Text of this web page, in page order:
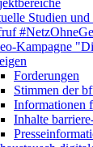
Studien
Kampagne
Forderungen
Stimmen der
Informationen
Inhalte